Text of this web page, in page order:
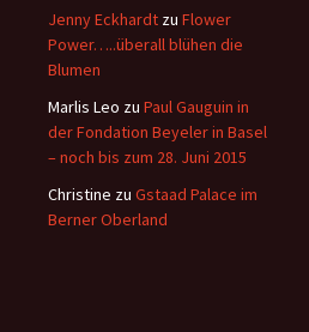
Jenny Eckhardt zu Flower
Power…..überall blühen die
Blumen
Marlis Leo zu Paul Gauguin in
der Fondation Beyeler in Basel
– noch bis zum 28. Juni 2015
Christine zu Gstaad Palace im
Berner Oberland